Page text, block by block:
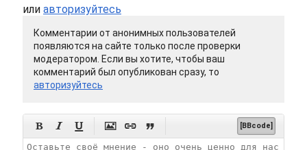
или авторизуйтесь
Комментарии от анонимных пользователей
появляются на сайте только после проверки
модератором. Если вы хотите, чтобы ваш
комментарий был опубликован сразу, то
авторизуйтесь
      [BBcode]